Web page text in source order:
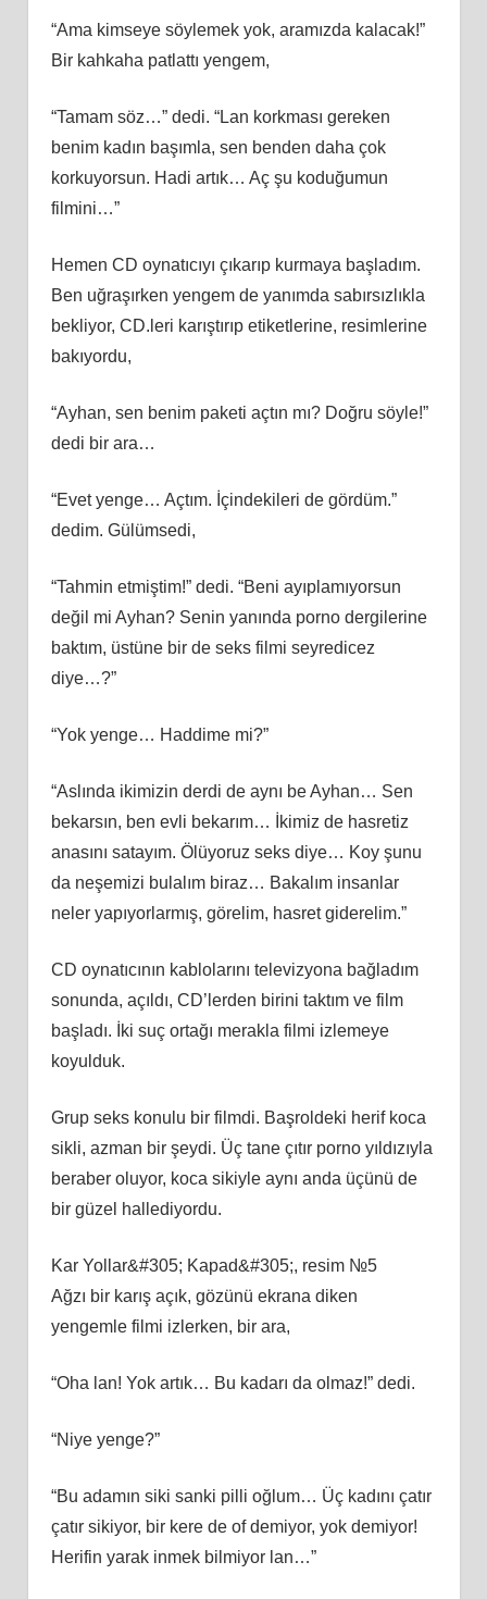
“Ama kimseye söylemek yok, aramızda kalacak!”
Bir kahkaha patlattı yengem,
“Tamam söz…” dedi. “Lan korkması gereken
benim kadın başımla, sen benden daha çok
korkuyorsun. Hadi artık… Aç şu koduğumun
filmini…”
Hemen CD oynatıcıyı çıkarıp kurmaya başladım.
Ben uğraşırken yengem de yanımda sabırsızlıkla
bekliyor, CD.leri karıştırıp etiketlerine, resimlerine
bakıyordu,
“Ayhan, sen benim paketi açtın mı? Doğru söyle!”
dedi bir ara…
“Evet yenge… Açtım. İçindekileri de gördüm.”
dedim. Gülümsedi,
“Tahmin etmiştim!” dedi. “Beni ayıplamıyorsun
değil mi Ayhan? Senin yanında porno dergilerine
baktım, üstüne bir de seks filmi seyredicez
diye…?”
“Yok yenge… Haddime mi?”
“Aslında ikimizin derdi de aynı be Ayhan… Sen
bekarsın, ben evli bekarım… İkimiz de hasretiz
anasını satayım. Ölüyoruz seks diye… Koy şunu
da neşemizi bulalım biraz… Bakalım insanlar
neler yapıyorlarmış, görelim, hasret giderelim.”
CD oynatıcının kablolarını televizyona bağladım
sonunda, açıldı, CD’lerden birini taktım ve film
başladı. İki suç ortağı merakla filmi izlemeye
koyulduk.
Grup seks konulu bir filmdi. Başroldeki herif koca
sikli, azman bir şeydi. Üç tane çıtır porno yıldızıyla
beraber oluyor, koca sikiyle aynı anda üçünü de
bir güzel hallediyordu.
Kar Yollar&#305; Kapad&#305;, resim №5
Ağzı bir karış açık, gözünü ekrana diken
yengemle filmi izlerken, bir ara,
“Oha lan! Yok artık… Bu kadarı da olmaz!” dedi.
“Niye yenge?”
“Bu adamın siki sanki pilli oğlum… Üç kadını çatır
çatır sikiyor, bir kere de of demiyor, yok demiyor!
Herifin yarak inmek bilmiyor lan…”